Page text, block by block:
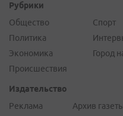
Рубрики
Общество
Политика
Экономика
Происшествия
Спорт
Город
Издательство
Реклама
Архив